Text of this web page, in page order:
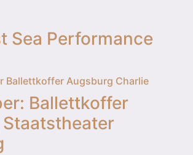
Sea Performance
Ballettkoffer
Staatstheater